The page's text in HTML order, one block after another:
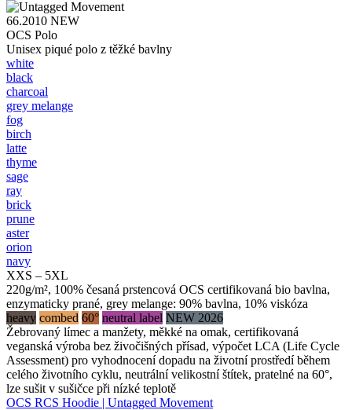
66.2010 NEW
OCS Polo
Unisex piqué polo z těžké bavlny
white
black
charcoal
grey melange
fog
birch
latte
thyme
sage
ray
brick
prune
aster
orion
navy
XXS – 5XL
220g/m², 100% česaná prstencová OCS certifikovaná bio bavlna,
enzymaticky prané, grey melange: 90% bavlna, 10% viskóza
heavy combed 60° neutral label NEW 2026
Žebrovaný límec a manžety, měkké na omak, certifikovaná
veganská výroba bez živočišných přísad, výpočet LCA (Life Cycle
Assessment) pro vyhodnocení dopadu na životní prostředí během
celého životního cyklu, neutrální velikostní štítek, pratelné na 60°,
lze sušit v sušičce při nízké teplotě
OCS RCS Hoodie | Untagged Movement